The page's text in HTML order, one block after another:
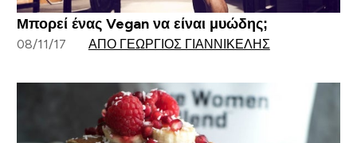
Μπορεί ένας Vegan να είναι μυώδης;
08/11/17 ΑΠΌ ΓΕΏΡΓΙΟΣ ΓΙΑΝΝΙΚΈΛΗΣ